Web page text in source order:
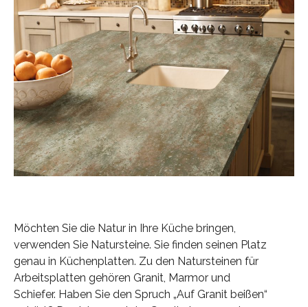
Möchten Sie die Natur in Ihre Küche bringen,
verwenden Sie Natursteine. Sie finden seinen Platz
genau in Küchenplatten. Zu den Natursteinen für
Arbeitsplatten gehören Granit, Marmor und
Schiefer. Haben Sie den Spruch „Auf Granit beißen“